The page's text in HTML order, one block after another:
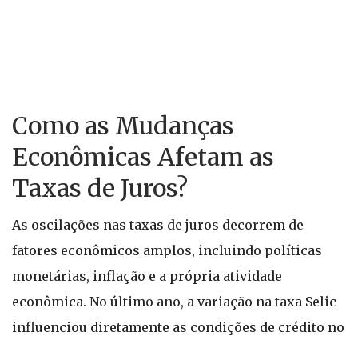
Como as Mudanças
Econômicas Afetam as
Taxas de Juros?
As oscilações nas taxas de juros decorrem de
fatores econômicos amplos, incluindo políticas
monetárias, inflação e a própria atividade
econômica. No último ano, a variação na taxa Selic
influenciou diretamente as condições de crédito no